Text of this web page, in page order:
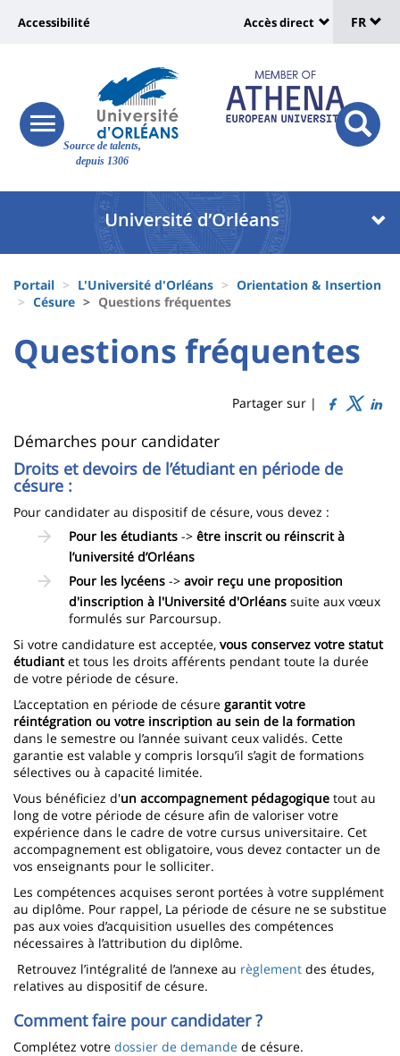
Site
Source de talents,
depuis 1306
Université
Recherche
responsive
menu
button
Université
vers
page
accessibilité
Accessibilité
:
Shortcut
links
Accès direct
de
FR
Université
Block
liste
composantes
d'Ariane
Portail L'Université d'Orléans
Orientation & Insertion
Césure
Questions fréquentes
University
University
content
Titre
page
Questions fréquentes
Partager sur |
Contenu
de
la
page
principale
Démarches pour candidater
Droits et devoirs de l’étudiant en période de
césure :
Pour candidater au dispositif de césure, vous devez :
Pour les étudiants -> être inscrit ou réinscrit à
l’université d’Orléans
Pour les lycéens -> avoir reçu une proposition
d'inscription à l'Université d'Orléans suite aux vœux
formulés sur Parcoursup.
Si votre candidature est acceptée, vous conservez votre statut
étudiantet tous les droits afférents pendant toute la durée
de votre période de césure.
L’acceptation en période de césure garantit votre
réintégration ou votre inscription au sein de la formation
dans le semestre ou l’année suivant ceux validés. Cette
garantie est valable y compris lorsqu’il s’agit de formations
sélectives ou à capacité limitée.
Vous bénéficiez d'un accompagnement pédagogique tout au
long de votre période de césure afin de valoriser votre
expérience dans le cadre de votre cursus universitaire. Cet
accompagnement est obligatoire, vous devez contacter un de
vos enseignants pour le solliciter.
Les compétences acquises seront portées à votre supplément
au diplôme. Pour rappel, La période de césure ne se substitue
pas aux voies d’acquisition usuelles des compétences
nécessaires à l’attribution du diplôme.
Retrouvez l’intégralité de l’annexe au règlement des études,
relatives au dispositif de césure.
Comment faire pour candidater ?
Complétez votre dossier de demande de césure.